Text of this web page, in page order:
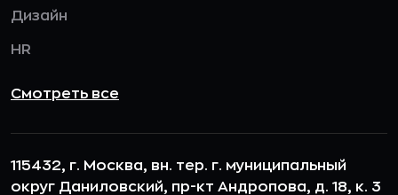
Дизайн
HR
Смотреть все
115432, г. Москва, вн. тер. г. муниципальный
округ Даниловский, пр-кт Андропова, д. 18, к. 3